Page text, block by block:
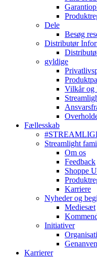
Dele
Besøg
Distributør
gyldige
Vilkår og
Fællesskab
Streamlight
Om os
Feedback
Shoppe
Karriere
Nyheder og
Mediesæt
Initiativer
Karrierer